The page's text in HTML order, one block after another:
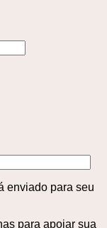
enviado para seu
para apoiar sua